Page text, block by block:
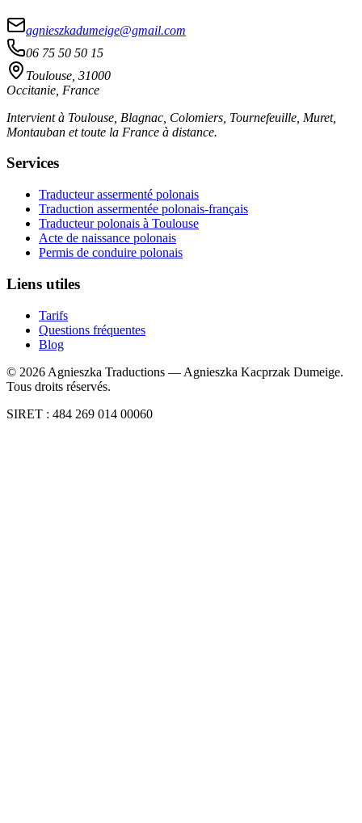
agnieszkadumeige@gmail.com
06 75 50 50 15
Toulouse, 31000
Occitanie, France
Intervient à Toulouse, Blagnac, Colomiers, Tournefeuille, Muret,
Montauban et toute la France à distance.
Services
Traducteur assermenté polonais
Traduction assermentée polonais-français
Traducteur polonais à Toulouse
Acte de naissance polonais
Permis de conduire polonais
Liens utiles
Tarifs
Questions fréquentes
Blog
© 2026 Agnieszka Traductions — Agnieszka Kacprzak Dumeige.
Tous droits réservés.
SIRET : 484 269 014 00060